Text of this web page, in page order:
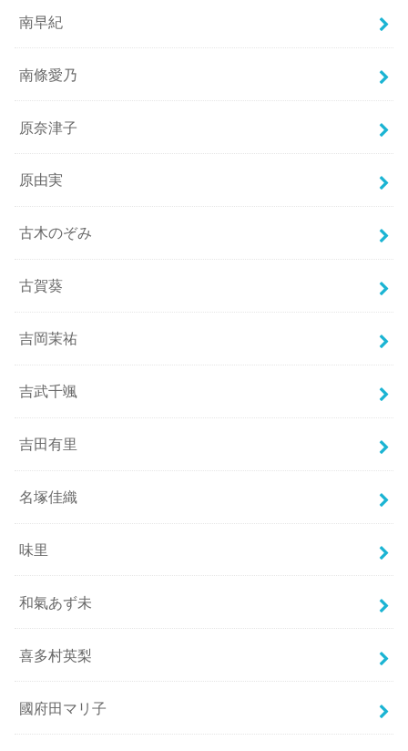
南早紀
南條愛乃
原奈津子
原由実
古木のぞみ
古賀葵
吉岡茉祐
吉武千颯
吉田有里
名塚佳織
味里
和氣あず未
喜多村英梨
國府田マリ子